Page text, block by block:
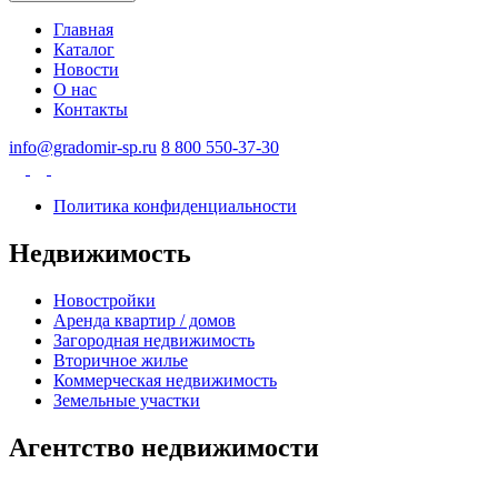
Главная
Каталог
Новости
О нас
Контакты
info@gradomir-sp.ru 8 800 550-37-30
Политика конфиденциальности
Недвижимость
Новостройки
Аренда квартир / домов
Загородная недвижимость
Вторичное жилье
Коммерческая недвижимость
Земельные участки
Агентство недвижимости